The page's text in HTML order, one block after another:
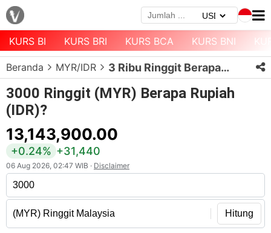
Menu
Halaman
Depan
Daftar
Mata
Uang
Daftar
Kurs
Bank
KURS BI KURS BRI KURS BCA KURS BNI
Beranda MYR/IDR 3 Ribu Ringgit Berapa Rupiah?
3000 Ringgit (MYR) Berapa Rupiah
(IDR)?
13,143,900.00
+0.24% +31,440
06 Aug 2026, 02:47 WIB · Disclaimer
Hitung